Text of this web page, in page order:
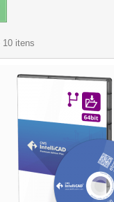
10 itens